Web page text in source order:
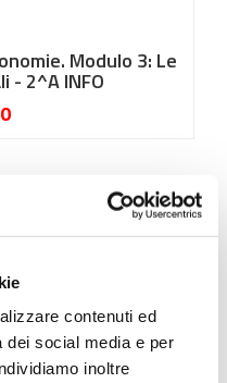
contenuti ed
dei social media e per
inoltre
Modulo 3: Le
- 2^A INFO